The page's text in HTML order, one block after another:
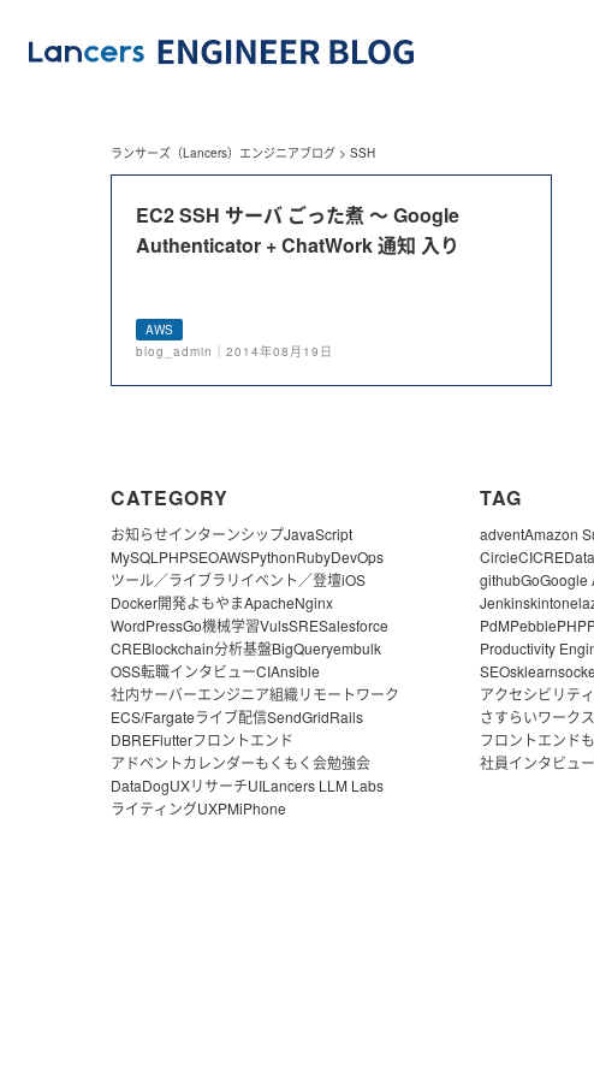
ランサーズ（Lancers）エンジニアブログ > SSH
EC2 SSH サーバ ごった煮 〜 Google
Authenticator + ChatWork 通知 入り
AWS
blog_admin｜2014年08月19日
CATEGORY
お知らせインターンシップJavaScript
MySQL PHPSEOAWSPythonRubyDevOps
ツール／ライブラリイベント／登壇iOS
Docker開発よもやまApacheNginx
WordPressGo機械学習VulsSRESalesforce
CREBlockchain分析基盤BigQueryembulk
OSS転職インタビューCIAnsible
社内サーバーエンジニア組織リモートワーク
ECS/Fargateライブ配信SendGridRails
DBREFlutterフロントエンド
アドベントカレンダーもくもく会勉強会
DataDogUXリサーチUILancers LLM Labs
ライティングUXPMiPhone
TAG
adventAmazon
CircleCICRE
githubGoGoogle
Jenkinskintone
PdMPebblePHP
Productivity
SEOsklearn
アクセシビリティ
さすらいワーク
フロントエンド
社員インタビュー